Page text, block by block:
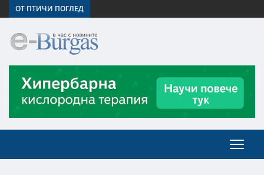
ОТ ПТИЧИ ПОГЛЕД